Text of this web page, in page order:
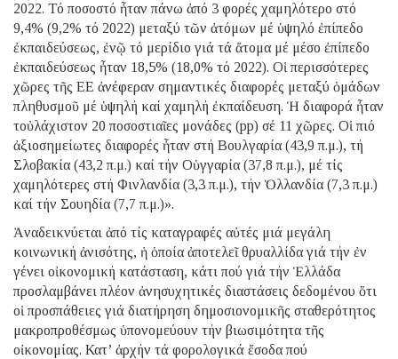
2022. Τό ποσοστό ἦταν πάνω ἀπό 3 φορές χαμηλότερο στό
9,4% (9,2% τό 2022) μεταξύ τῶν ἀτόμων μέ ὑψηλό ἐπίπεδο
ἐκπαιδεύσεως, ἐνῷ τό μερίδιο γιά τά ἄτομα μέ μέσο ἐπίπεδο
ἐκπαιδεύσεως ἦταν 18,5% (18,0% τό 2022). Οἱ περισσότερες
χῶρες τῆς ΕΕ ἀνέφεραν σημαντικές διαφορές μεταξύ ὁμάδων
πληθυσμοῦ μέ ὑψηλή καί χαμηλή ἐκπαίδευση. Ἡ διαφορά ἦταν
τοὐλάχιστον 20 ποσοστιαῖες μονάδες (pp) σέ 11 χῶρες. Οἱ πιό
ἀξιοσημείωτες διαφορές ἦταν στή Βουλγαρία (43,9 π.μ.), τή
Σλοβακία (43,2 π.μ.) καί τήν Οὑγγαρία (37,8 π.μ.), μέ τίς
χαμηλότερες στή Φινλανδία (3,3 π.μ.), τήν Ὁλλανδία (7,3 π.μ.)
καί τήν Σουηδία (7,7 π.μ.)».
Ἀναδεικνύεται ἀπό τίς καταγραφές αὐτές μιά μεγάλη
κοινωνική ἀνισότης, ἡ ὁποία ἀποτελεῖ θρυαλλίδα γιά τήν ἐν
γένει οἰκονομική κατάσταση, κάτι πού γιά τήν Ἑλλάδα
προσλαμβάνει πλέον ἀνησυχητικές διαστάσεις δεδομένου ὅτι
οἱ προσπάθειες γιά διατήρηση δημοσιονομικῆς σταθερότητος
μακροπροθέσμως ὑπονομεύουν τήν βιωσιμότητα τῆς
οἰκονομίας. Κατ’ ἀρχήν τά φορολογικά ἔσοδα πού